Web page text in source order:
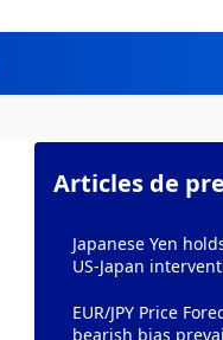
Articles de
Japanese Yen
US-Japan
EUR/JPY Price
bearish bias